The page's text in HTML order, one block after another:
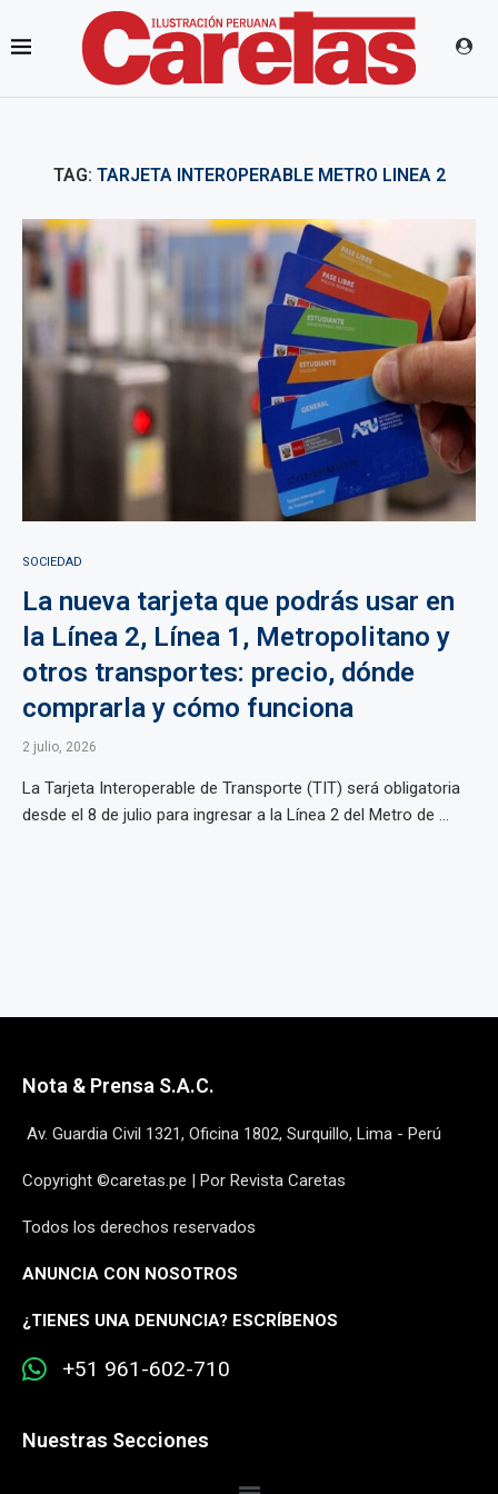
TAG: TARJETA INTEROPERABLE METRO LINEA 2
SOCIEDAD
La nueva tarjeta que podrás usar en
la Línea 2, Línea 1, Metropolitano y
otros transportes: precio, dónde
comprarla y cómo funciona
2 julio, 2026
La Tarjeta Interoperable de Transporte (TIT) será obligatoria
desde el 8 de julio para ingresar a la Línea 2 del Metro de ...
Nota & Prensa S.A.C.
Av. Guardia Civil 1321, Oficina 1802, Surquillo, Lima - Perú
Copyright ©caretas.pe | Por Revista Caretas
Todos los derechos reservados
ANUNCIA CON NOSOTROS
¿TIENES UNA DENUNCIA? ESCRÍBENOS
+51 961-602-710
Nuestras Secciones